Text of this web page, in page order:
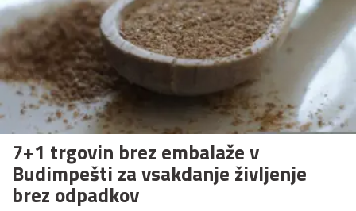
7+1 trgovin brez embalaže v
Budimpešti za vsakdanje življenje
brez odpadkov